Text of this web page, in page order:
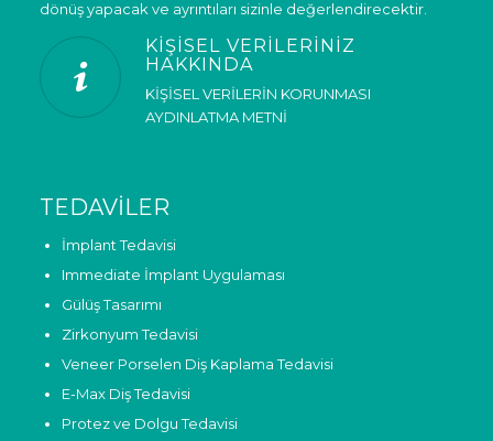
dönüş yapacak ve ayrıntıları sizinle değerlendirecektir.
KİŞİSEL VERİLERİNİZ
HAKKINDA
KİŞİSEL VERİLERİN KORUNMASI
AYDINLATMA METNİ
TEDAVILER
İmplant Tedavisi
Immediate İmplant Uygulaması
Gülüş Tasarımı
Zirkonyum Tedavisi
Veneer Porselen Diş Kaplama Tedavisi
E-Max Diş Tedavisi
Protez ve Dolgu Tedavisi